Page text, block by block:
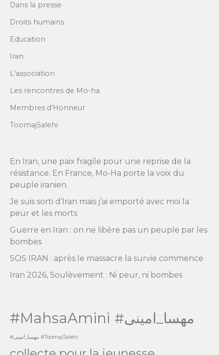
Dans la presse
Droits humains
Education
Iran
L'association
Les rencontres de Mo-ha
Membres d'Honneur
ToomajSalehi
En Iran, une paix fragile pour une reprise de la
résistance. En France, Mo-Ha porte la voix du
peuple iranien.
Je suis sorti d’Iran mais j’ai emporté avec moi la
peur et les morts
Guerre en Iran : on ne libère pas un peuple par les
bombes
SOS IRAN : après le massacre la survie commence
Iran 2026, Soulèvement : Ni peur, ni bombes
#MahsaAmini #مهسا_امینی
#مهسا_امینی #ToomajSalehi